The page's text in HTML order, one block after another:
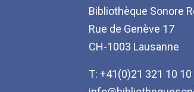
Bibliothèque Sonore
Rue de Genève 17
CH-1003 Lausanne
T: +41(0)21 321 10 10